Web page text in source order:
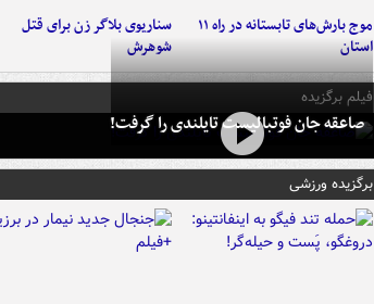
موج بارش‌های تابستانه در راه ۱۱
استان
سناریوی بلاگر زن برای قتل
شوهرش
فیلم برگزیده
صاعقه جان فوتبالیست تایلندی را گرفت!
برگزیده ورزشی